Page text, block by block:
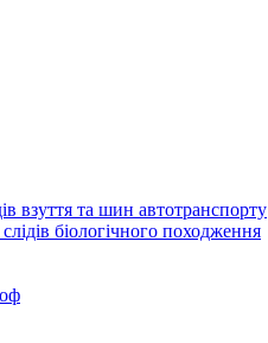
взуття та шин автотранспорту
біологічного походження